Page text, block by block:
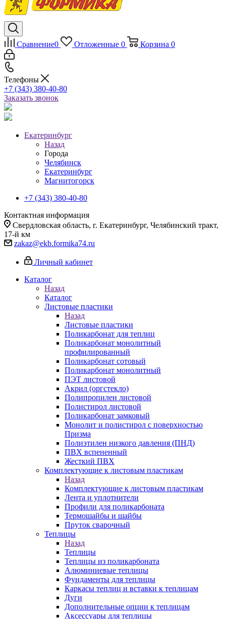
Сравнение0 Отложенные 0 Корзина 0
Телефоны
+7 (343) 380-40-80
Заказать звонок
Екатеринбург
Назад
Города
Челябинск
Екатеринбург
Магнитогорск
+7 (343) 380-40-80
Контактная информация
Свердловская область, г. Екатеринбург, Челябинский тракт,
17-й км
zakaz@ekb.formika74.ru
Личный кабинет
Каталог
Назад
Каталог
Листовые пластики
Назад
Листовые пластики
Поликарбонат для теплиц
Поликарбонат монолитный
профилированный
Поликарбонат сотовый
Поликарбонат монолитный
ПЭТ листовой
Акрил (оргстекло)
Полипропилен листовой
Полистирол листовой
Поликарбонат замковый
Монолит и полистирол с поверхностью
Призма
Полиэтилен низкого давления (ПНД)
ПВХ вспененный
Жесткий ПВХ
Комплектующие к листовым пластикам
Назад
Комплектующие к листовым пластикам
Лента и уплотнители
Профили для поликарбоната
Термошайбы и шайбы
Пруток сварочный
Теплицы
Назад
Теплицы
Теплицы из поликарбоната
Алюминиевые теплицы
Фундаменты для теплицы
Каркасы теплиц и вставки к теплицам
Дуги
Дополнительные опции к теплицам
Аксессуары для теплицы